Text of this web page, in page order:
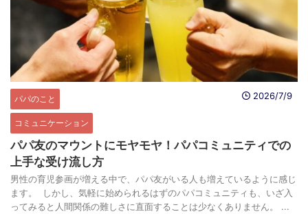
パパのこと
コミュニケーション
2026/7/9
パパ友のマウントにモヤモヤ！パパコミュニティでの
上手な受け流し方
男性の育児参画が増える中で、パパ友がいる人も増えているように感じ
ます。 しかし、気軽に始められるはずのパパコミュニティも、いざ入
ってみると人間関係の難しさに直面することは少なくありません。 ...